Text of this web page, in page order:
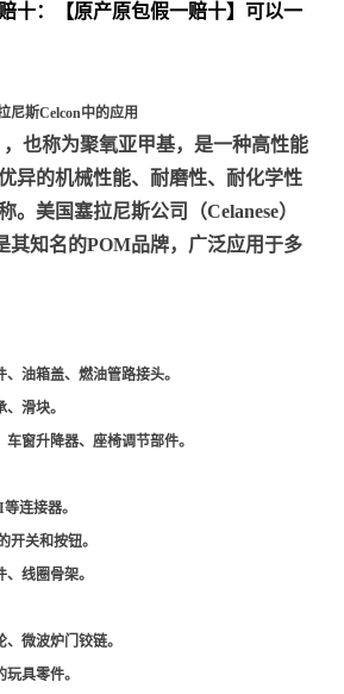
十：【原产原包假一赔十】可以一
尼斯Celcon中的应用
，也称为聚氧亚甲基，是一种高性能
异的机械性能、耐磨性、耐化学性
。美国塞拉尼斯公司（Celanese）
其知名的POM品牌，广泛应用于多
、油箱盖、燃油管路接头。
滑块。
车窗升降器、座椅调节部件。
连接器。
开关和按钮。
、线圈骨架。
、微波炉门铰链。
具零件。